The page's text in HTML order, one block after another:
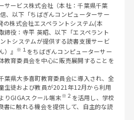
サービス株式会社（本社：千葉県千葉
、以下「ちばぎんコンピューターサー
の株式会社エスペラントシステム(本
締役：寺平 英昭、以下「エスペラント
トシステムが提供する読書支援サービ
』 ※１ をちばぎんコンピューターサー
教育委員会を中心に販売展開することを
葉県大多喜町教育委員会に導入され、全
生徒および教員が2021年12月から利用
りGIGAスクール端末※２ を活用し、学校
書に触れる機会を提供して、自主的な読